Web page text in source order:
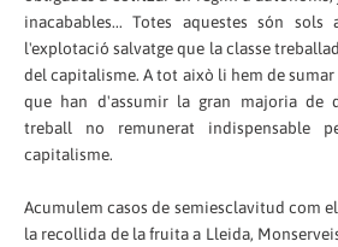
inacabables... Totes aquestes són sols
l'explotació salvatgeque la classe
del capitalisme. A tot això li hem de
que han d'assumir la gran majoria de
treball no remunerat indispensable
capitalisme.
Acumulem casos de semiesclavitud com
la recollida de la fruita a Lleida,